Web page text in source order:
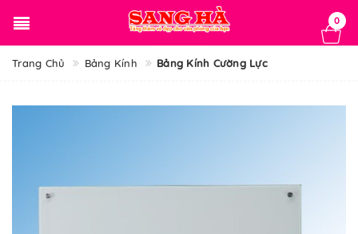
0
Trang Chủ Bảng Kính Bảng Kính Cường Lực